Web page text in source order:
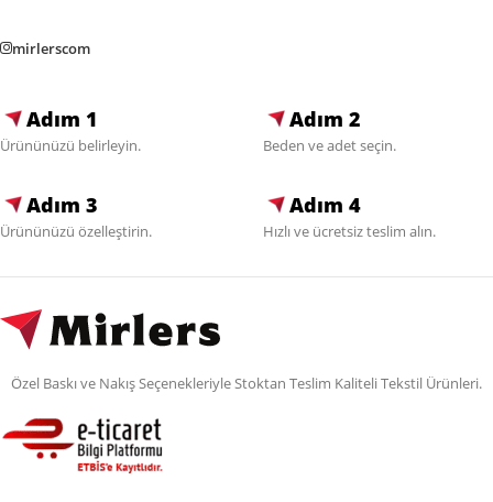
mirlerscom
Adım 1
Ürününüzü belirleyin.
Adım 2
Beden ve adet seçin.
Adım 3
Ürününüzü özelleştirin.
Adım 4
Hızlı ve ücretsiz teslim alın.
Özel Baskı ve Nakış Seçenekleriyle Stoktan Teslim Kaliteli Tekstil Ürünleri.